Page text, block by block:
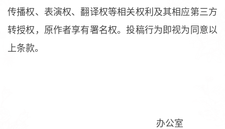
传播权、表演权、翻译权等相关权利及其相应第三方
转授权，原作者享有署名权。投稿行为即视为同意以
上条款。
办公室